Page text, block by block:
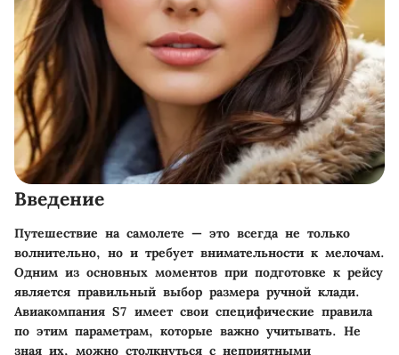
Введение
Путешествие на самолете — это всегда не только
волнительно, но и требует внимательности к мелочам.
Одним из основных моментов при подготовке к рейсу
является правильный выбор размера ручной клади.
Авиакомпания S7 имеет свои специфические правила
по этим параметрам, которые важно учитывать. Не
зная их, можно столкнуться с неприятными